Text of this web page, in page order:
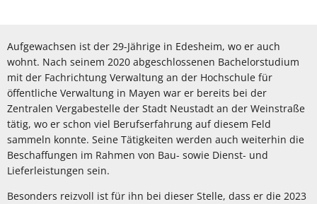
Aufgewachsen ist der 29-Jährige in Edesheim, wo er auch
wohnt. Nach seinem 2020 abgeschlossenen Bachelorstudium
mit der Fachrichtung Verwaltung an der Hochschule für
öffentliche Verwaltung in Mayen war er bereits bei der
Zentralen Vergabestelle der Stadt Neustadt an der Weinstraße
tätig, wo er schon viel Berufserfahrung auf diesem Feld
sammeln konnte. Seine Tätigkeiten werden auch weiterhin die
Beschaffungen im Rahmen von Bau- sowie Dienst- und
Lieferleistungen sein.
Besonders reizvoll ist für ihn bei dieser Stelle, dass er die 2023